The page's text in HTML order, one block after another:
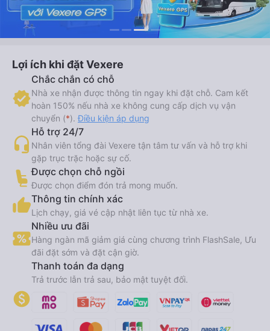
Lợi ích khi đặt Vexere
Chắc chắn có chỗ
Nhà xe nhận được thông tin ngay khi đặt chỗ. Cam kết
hoàn 150% nếu nhà xe không cung cấp dịch vụ vận
chuyển (*).Điều kiện áp dụng
Hỗ trợ 24/7
Nhân viên tổng đài Vexere tận tâm tư vấn và hỗ trợ khi
gặp trục trặc hoặc sự cố.
Được chọn chỗ ngồi
Được chọn điểm đón trả mong muốn.
Thông tin chính xác
Lịch chạy, giá vé cập nhật liên tục từ nhà xe.
Nhiều ưu đãi
Hàng ngàn mã giảm giá cùng chương trình FlashSale, Ưu
đãi đặt sớm và đặt cận giờ.
Thanh toán đa dạng
Trả trước lẫn trả sau, bảo mật tuyệt đối.